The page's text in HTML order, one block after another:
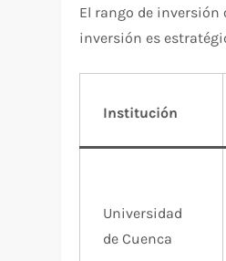
El rango de inversión
inversión es
Institución
Universidad
de Cuenca